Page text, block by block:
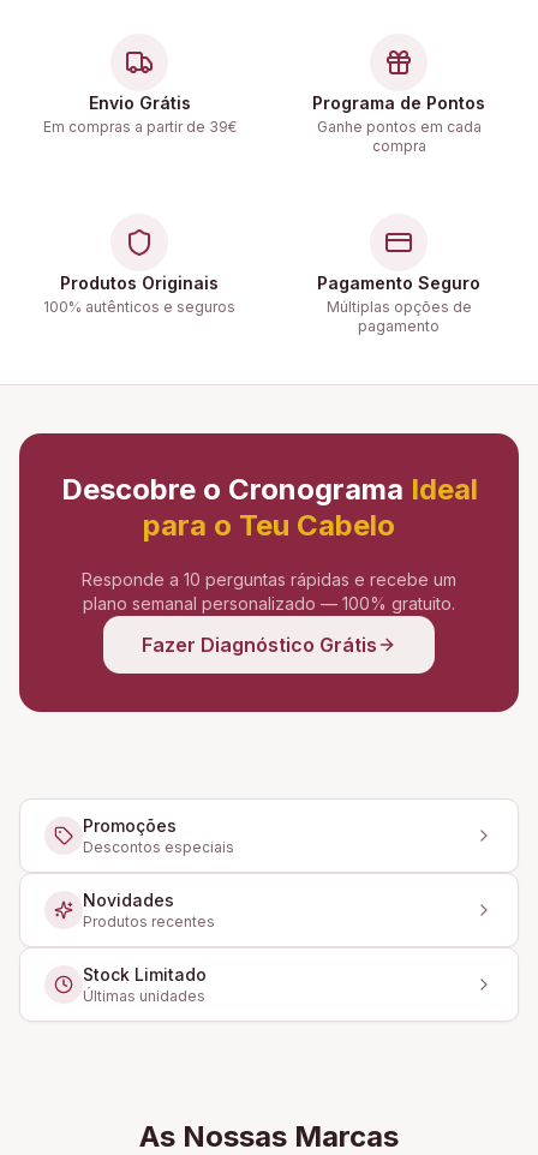
Envio Grátis
Em compras a partir de 39€
Programa de Pontos
Ganhe pontos em cada
compra
Produtos Originais
100% autênticos e seguros
Pagamento Seguro
Múltiplas opções de
pagamento
Descobre o Cronograma Ideal
para o Teu Cabelo
Responde a 10 perguntas rápidas e recebe um
plano semanal personalizado — 100% gratuito.
Fazer Diagnóstico Grátis
Promoções
Descontos especiais
Novidades
Produtos recentes
Stock Limitado
Últimas unidades
As Nossas Marcas